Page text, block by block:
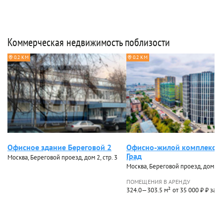
Коммерческая недвижимость поблизости
0.2 КМ
Офисное здание Береговой 2
Москва, Береговой проезд, дом 2, стр. 3
0.2 КМ
Офисно-жилой комплекс
Град
Москва, Береговой проезд, дом 5,
ПОМЕЩЕНИЯ В АРЕНДУ
324.0—303.5 м² от 35 000 ₽ ₽ за